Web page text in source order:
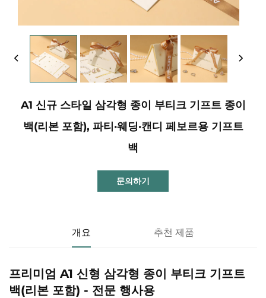
A1 신규 스타일 삼각형 종이 부티크 기프트 종이
백(리본 포함), 파티·웨딩·캔디 페보르용 기프트
백
문의하기
개요 추천 제품
프리미엄 A1 신형 삼각형 종이 부티크 기프트
백(리본 포함) - 전문 행사용